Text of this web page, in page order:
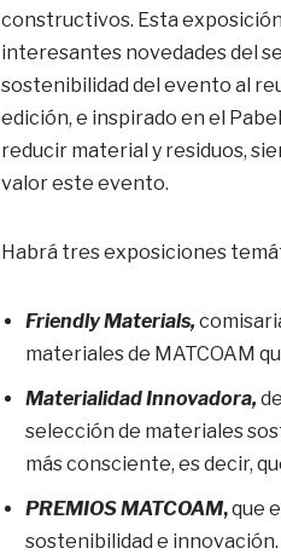
constructivos. Esta
interesantes novedades del
sostenibilidad del evento al
edición, e inspirado en el
reducir material y residuos,
valor este evento.
Habrá tres exposiciones
Friendly Materials,
materiales de MATCOAM
Materialidad Innovadora,
selección de materiales
más consciente, es decir,
PREMIOS MATCOAM,que
sostenibilidad e innovación.